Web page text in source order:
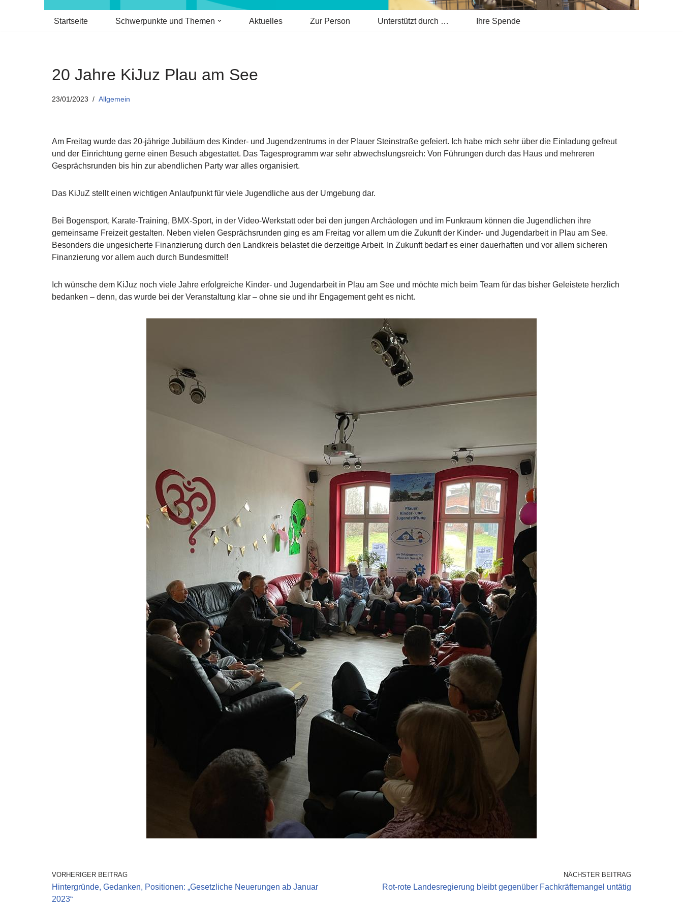
Startseite Schwerpunkte und Themen Aktuelles Zur Person Unterstützt durch … Ihre Spende
20 Jahre KiJuz Plau am See
23/01/2023 Allgemein
Am Freitag wurde das 20-jährige Jubiläum des Kinder- und Jugendzentrums in der Plauer Steinstraße gefeiert. Ich habe mich sehr über die Einladung gefreut
und der Einrichtung gerne einen Besuch abgestattet. Das Tagesprogramm war sehr abwechslungsreich: Von Führungen durch das Haus und mehreren
Gesprächsrunden bis hin zur abendlichen Party war alles organisiert.
Das KiJuZ stellt einen wichtigen Anlaufpunkt für viele Jugendliche aus der Umgebung dar.
Bei Bogensport, Karate-Training, BMX-Sport, in der Video-Werkstatt oder bei den jungen Archäologen und im Funkraum können die Jugendlichen ihre
gemeinsame Freizeit gestalten. Neben vielen Gesprächsrunden ging es am Freitag vor allem um die Zukunft der Kinder- und Jugendarbeit in Plau am See.
Besonders die ungesicherte Finanzierung durch den Landkreis belastet die derzeitige Arbeit. In Zukunft bedarf es einer dauerhaften und vor allem sicheren
Finanzierung vor allem auch durch Bundesmittel!
Ich wünsche dem KiJuz noch viele Jahre erfolgreiche Kinder- und Jugendarbeit in Plau am See und möchte mich beim Team für das bisher Geleistete herzlich
bedanken – denn, das wurde bei der Veranstaltung klar – ohne sie und ihr Engagement geht es nicht.
VORHERIGER BEITRAG
Hintergründe, Gedanken, Positionen: „Gesetzliche Neuerungen ab Januar
2023“
NÄCHSTER BEITRAG
Rot-rote Landesregierung bleibt gegenüber Fachkräftemangel untätig